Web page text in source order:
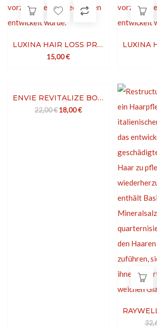
LUXINA HAIR LOSS PREVENTION SHAMPOO
15,00€
-18%
ENVIE REVITALIZE BOOSTER LOTION
22,00€Ursprünglicher Preis war: 22,00 €
18,00€Aktueller Preis ist: 18,00 €.